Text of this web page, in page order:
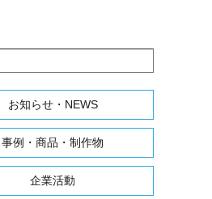
お知らせ・NEWS
事例・商品・制作物
企業活動